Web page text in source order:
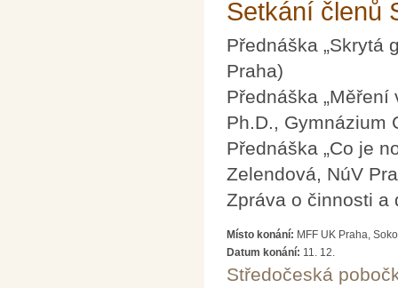
Setkání členů
Přednáška „Skrytá
Praha)
Přednáška
Ph.D., Gymnázium
Přednáška „Co je
Zelendová, NúV
Zpráva o činnosti a
Místo konání: MFF UK Praha,
Datum konání: 11. 12.
Středočeská